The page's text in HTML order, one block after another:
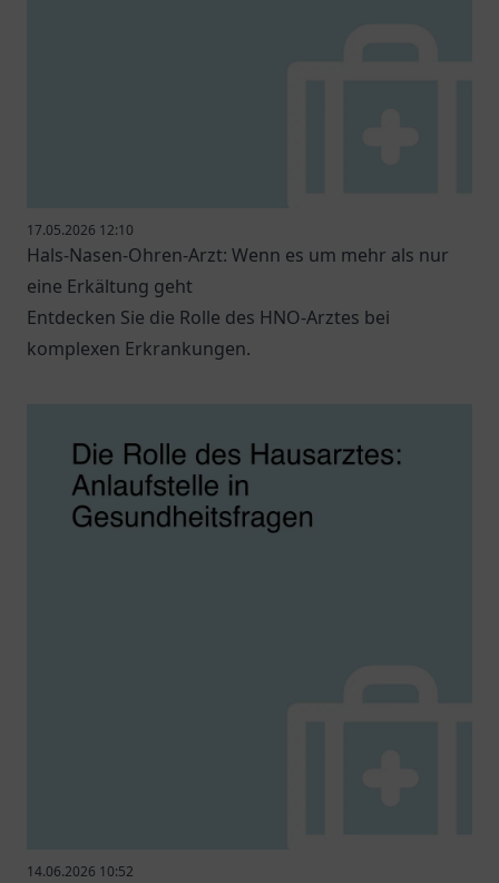
17.05.2026 12:10
Hals-Nasen-Ohren-Arzt: Wenn es um mehr als nur
eine Erkältung geht
Entdecken Sie die Rolle des HNO-Arztes bei
komplexen Erkrankungen.
14.06.2026 10:52